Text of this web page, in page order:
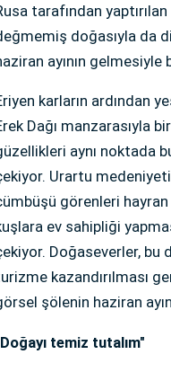
tarafından
doğasıyla da
ayının
karların ardından
Dağı manzarasıyla
aynı noktada
Urartu
görenleri
ev sahipliği
Doğaseverler, bu
kazandırılması
şölenin haziran
temiz tutalım"